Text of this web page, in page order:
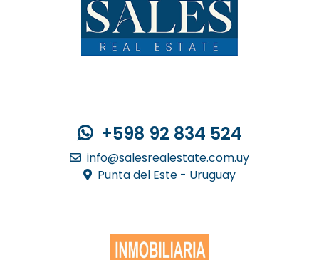
+598 92 834 524
info@salesrealestate.com.uy
Punta del Este - Uruguay